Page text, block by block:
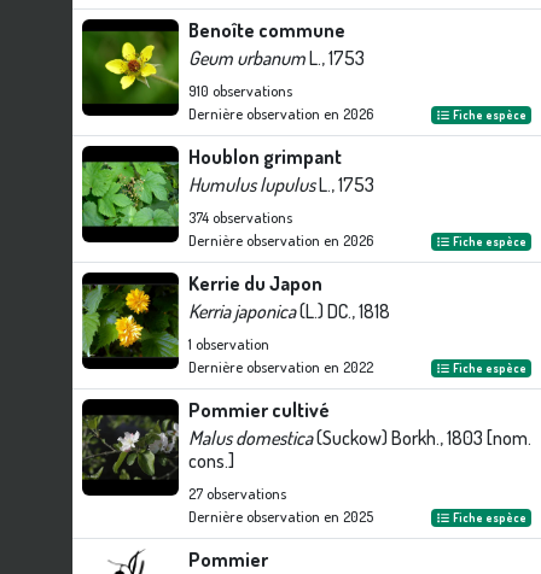
Benoîte commune
Geum urbanumL., 1753
910 observations
Dernière observation en 2026 Fiche espèce
Houblon grimpant
Humulus lupulusL., 1753
374observations
Dernière observation en 2026 Fiche espèce
Kerrie du Japon
Kerria japonica(L.) DC., 1818
1 observation
Dernière observation en 2022 Fiche espèce
Pommier cultivé
Malus domestica(Suckow) Borkh., 1803 [nom.
cons.]
27observations
Dernière observation en 2025 Fiche espèce
Pommier